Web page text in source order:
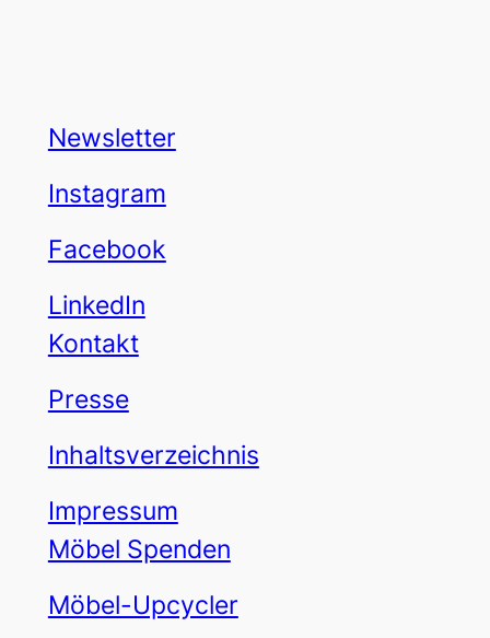
Newsletter
Instagram
Facebook
LinkedIn
Kontakt
Presse
Inhaltsverzeichnis
Impressum
Möbel Spenden
Möbel-Upcycler